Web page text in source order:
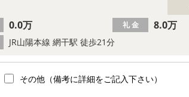
JR山陽本線 網干駅 徒歩21分
0.0万 礼 金 8.0万
その他（備考に詳細をご記入下さい）